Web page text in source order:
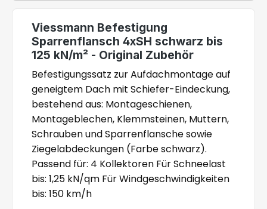
Viessmann Befestigung
Sparrenflansch 4xSH schwarz bis
125 kN/m² - Original Zubehör
Befestigungssatz zur Aufdachmontage auf
geneigtem Dach mit Schiefer-Eindeckung,
bestehend aus: Montageschienen,
Montageblechen, Klemmsteinen, Muttern,
Schrauben und Sparrenflansche sowie
Ziegelabdeckungen (Farbe schwarz).
Passend für: 4 Kollektoren Für Schneelast
bis: 1,25 kN/qm Für Windgeschwindigkeiten
bis: 150 km/h